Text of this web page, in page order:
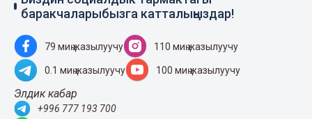
баракчаларыбызга катталыңыздар!
79 миң жазылуучу 110 миң жазылуучу
0.1 миң жазылуучу 100 миң жазылуучу
Элдик кабар
+996 777 193 700